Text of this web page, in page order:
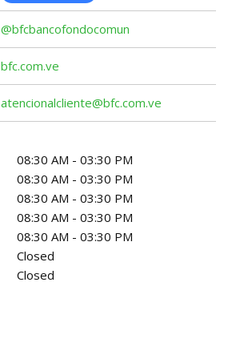
@bfcbancofondocomun
bfc.com.ve
atencionalcliente@bfc.com.ve
08:30 AM - 03:30 PM
08:30 AM - 03:30 PM
08:30 AM - 03:30 PM
08:30 AM - 03:30 PM
08:30 AM - 03:30 PM
Closed
Closed